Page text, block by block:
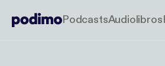
PodcastsAudiolibros